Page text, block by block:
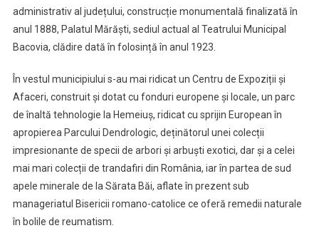
administrativ al județului, construcție monumentală finalizată în
anul 1888, Palatul Mărăști, sediul actual al Teatrului Municipal
Bacovia, clădire dată în folosință în anul 1923.
În vestul municipiului s-au mai ridicat un Centru de Expoziții și
Afaceri, construit și dotat cu fonduri europene și locale, un parc
de înaltă tehnologie la Hemeiuș, ridicat cu sprijin European în
apropierea Parcului Dendrologic, deținătorul unei colecții
impresionante de specii de arbori și arbuști exotici, dar și a celei
mai mari colecții de trandafiri din România, iar în partea de sud
apele minerale de la Sărata Băi, aflate în prezent sub
manageriatul Bisericii romano-catolice ce oferă remedii naturale
în bolile de reumatism.